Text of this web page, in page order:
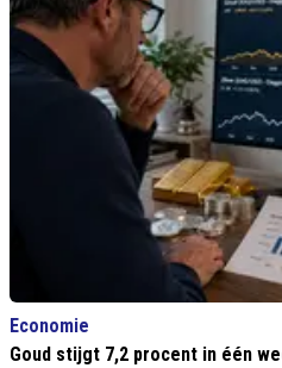
Economie
Goud stijgt 7,2 procent in één